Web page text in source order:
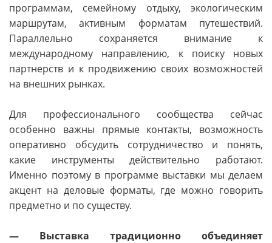
программам, семейному отдыху, экологическим
маршрутам, активным форматам путешествий.
Параллельно сохраняется внимание к
международному направлению, к поиску новых
партнерств и к продвижению своих возможностей
на внешних рынках.
Для профессионального сообщества сейчас
особенно важны прямые контакты, возможность
оперативно обсудить сотрудничество и понять,
какие инструменты действительно работают.
Именно поэтому в программе выставки мы делаем
акцент на деловые форматы, где можно говорить
предметно и по существу.
— Выставка традиционно объединяет